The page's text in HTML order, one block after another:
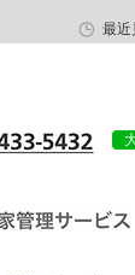
最近